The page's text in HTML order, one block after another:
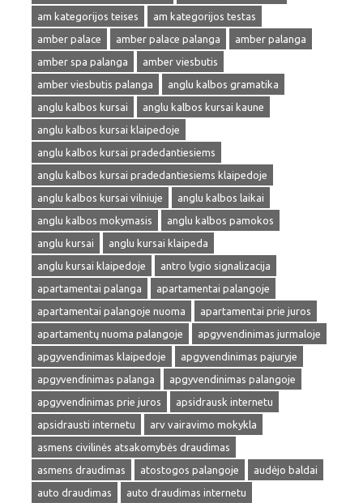
am kategorijos teises
am kategorijos testas
amber palace
amber palace palanga
amber palanga
amber spa palanga
amber viesbutis
amber viesbutis palanga
anglu kalbos gramatika
anglu kalbos kursai
anglu kalbos kursai kaune
anglu kalbos kursai klaipedoje
anglu kalbos kursai pradedantiesiems
anglu kalbos kursai pradedantiesiems klaipedoje
anglu kalbos kursai vilniuje
anglu kalbos laikai
anglu kalbos mokymasis
anglu kalbos pamokos
anglu kursai
anglu kursai klaipeda
anglu kursai klaipedoje
antro lygio signalizacija
apartamentai palanga
apartamentai palangoje
apartamentai palangoje nuoma
apartamentai prie juros
apartamentų nuoma palangoje
apgyvendinimas jurmaloje
apgyvendinimas klaipedoje
apgyvendinimas pajuryje
apgyvendinimas palanga
apgyvendinimas palangoje
apgyvendinimas prie juros
apsidrausk internetu
apsidrausti internetu
arv vairavimo mokykla
asmens civilinės atsakomybės draudimas
asmens draudimas
atostogos palangoje
audėjo baldai
auto draudimas
auto draudimas internetu